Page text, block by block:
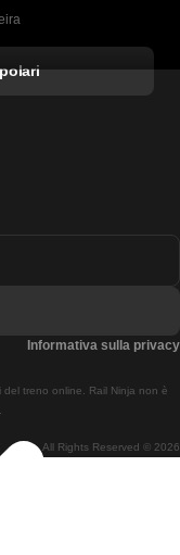
All Rights Reserved © 2026
treno online. Rail Ninja non è
Informativa sulla privacy